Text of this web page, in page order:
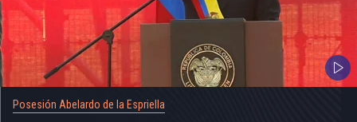
Posesión Abelardo de la Espriella